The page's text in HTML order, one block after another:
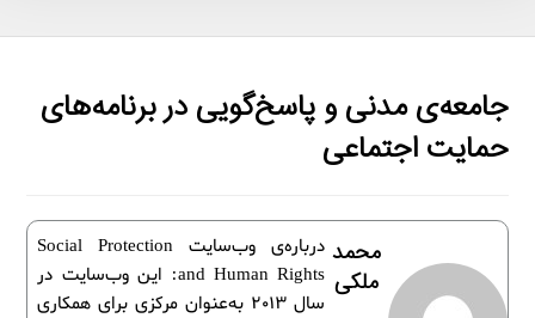
جامعه‌ی مدنی و پاسخ‌گویی در برنامه‌های
حمایت اجتماعی
درباره‌ی وب‌سایت Social Protection
and Human Rights: این وب‌سایت در
سال 2013 به‌عنوان مرکزی برای همکاری
محمد
ملکی